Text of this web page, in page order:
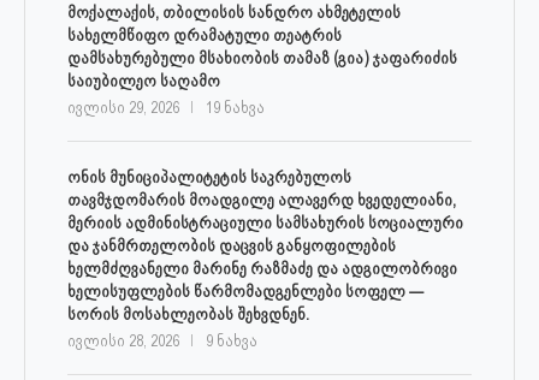
მოქალაქის, თბილისის სანდრო ახმეტელის
სახელმწიფო დრამატული თეატრის
დამსახურებული მსახიობის თამაზ (გია) ჯაფარიძის
საიუბილეო საღამო
ივლისი 29, 2026 19 ნახვა
ონის მუნიციპალიტეტის საკრებულოს
თავმჯდომარის მოადგილე ალავერდ ხვედელიანი,
მერიის ადმინისტრაციული სამსახურის სოციალური
და ჯანმრთელობის დაცვის განყოფილების
ხელმძღვანელი მარინე რაზმაძე და ადგილობრივი
ხელისუფლების წარმომადგენლები სოფელ —
სორის მოსახლეობას შეხვდნენ.
ივლისი 28, 2026 9 ნახვა